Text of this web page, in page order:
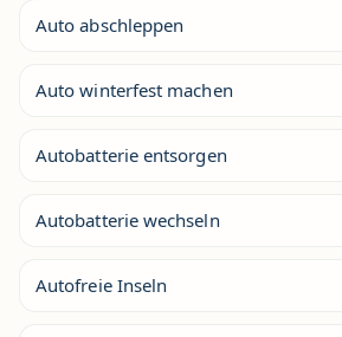
Auto abschleppen
Auto winterfest machen
Autobatterie entsorgen
Autobatterie wechseln
Autofreie Inseln